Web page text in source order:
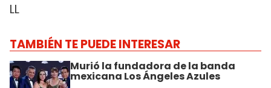
LL
TAMBIÉN TE PUEDE INTERESAR
Murió la fundadora de la banda
mexicana Los Ángeles Azules